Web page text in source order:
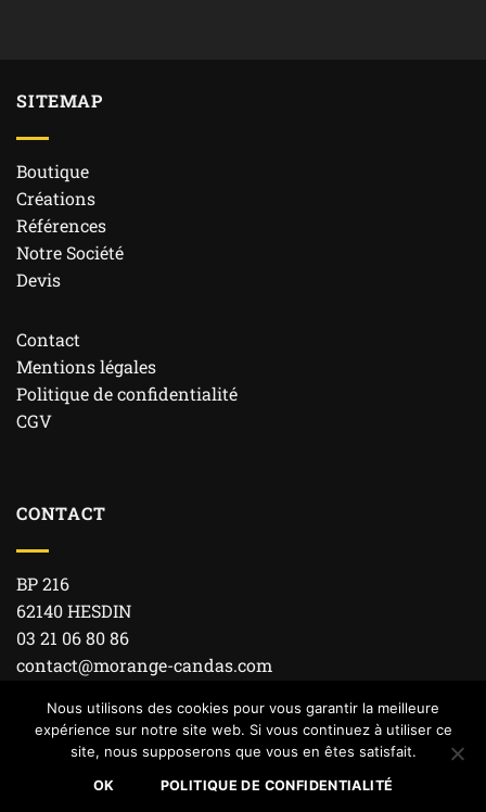
SITEMAP
Boutique
Créations
Références
Notre Société
Devis
Contact
Mentions légales
Politique de confidentialité
CGV
CONTACT
BP 216
62140 HESDIN
03 21 06 80 86
contact@morange-candas.com
Dubuc
Nous utilisons des cookies pour vous garantir la meilleure
expérience sur notre site web. Si vous continuez à utiliser ce
site, nous supposerons que vous en êtes satisfait.
OK POLITIQUE DE CONFIDENTIALITÉ